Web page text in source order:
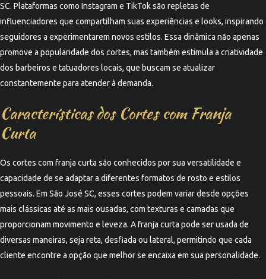
SC. Plataformas como Instagram e TikTok são repletas de
influenciadores que compartilham suas experiências e looks, inspirando
seguidores a experimentarem novos estilos. Essa dinâmica não apenas
promove a popularidade dos cortes, mas também estimula a criatividade
dos barbeiros e tatuadores locais, que buscam se atualizar
constantemente para atender à demanda.
Características dos Cortes com Franja
Curta
Os cortes com franja curta são conhecidos por sua versatilidade e
capacidade de se adaptar a diferentes formatos de rosto e estilos
pessoais. Em São José SC, esses cortes podem variar desde opções
mais clássicas até as mais ousadas, com texturas e camadas que
proporcionam movimento e leveza. A franja curta pode ser usada de
diversas maneiras, seja reta, desfiada ou lateral, permitindo que cada
cliente encontre a opção que melhor se encaixa em sua personalidade.